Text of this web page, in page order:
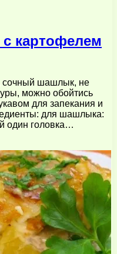
картофелем
сочный шашлык, не
можно обойтись
для запекания и
для шашлыка:
один головка…